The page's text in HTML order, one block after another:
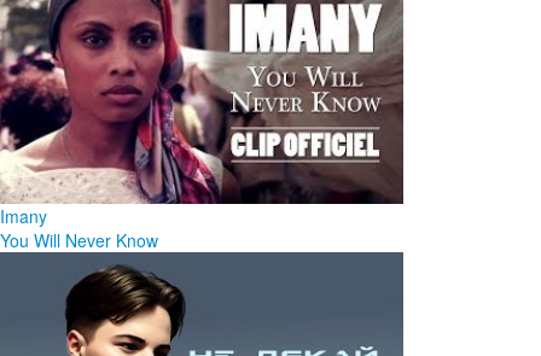
Imany
You Will Never Know